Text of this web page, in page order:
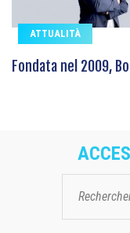
ATTUALITÀ
Fondata nel 2009,